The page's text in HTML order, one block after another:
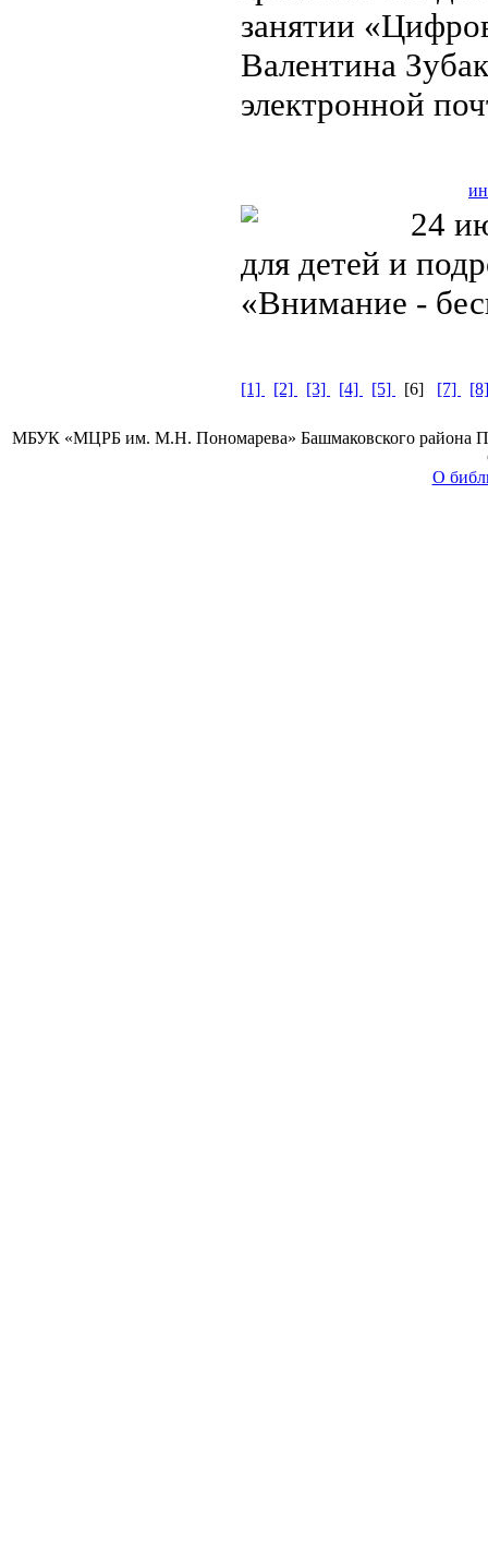
занятии
Валентина
электронной
24
для детей и
«Внимание -
[1] [2] [3] [4] [5] [6] [7]
МБУК «МЦРБ им. М.Н. Пономарева» Башмаковского района
О